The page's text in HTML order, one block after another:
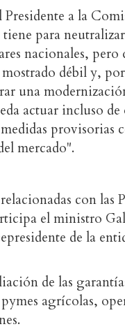
a la
para
nacionales, pero
débil y,
una
actuar incluso
provisorias
mercado".
con las
el ministro
de la
de las
agrícolas,